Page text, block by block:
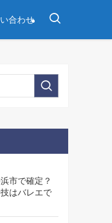
合わせ
市で確定？
はバレエで